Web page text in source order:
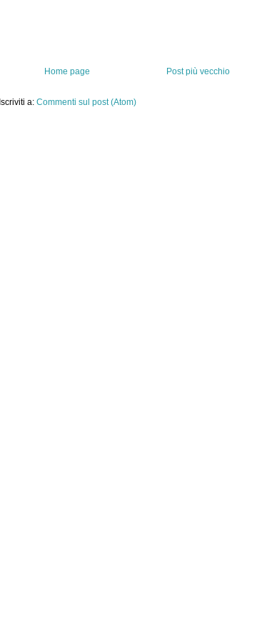
Post più vecchio
Home page
Iscriviti a: Commenti sul post (Atom)